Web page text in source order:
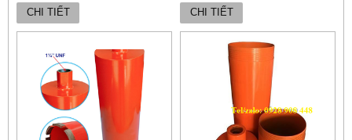
CHI TIẾT CHI TIẾT